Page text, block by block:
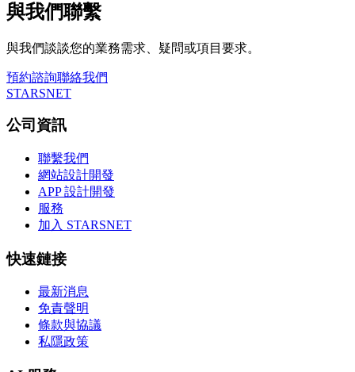
與我們聯繫
與我們談談您的業務需求、疑問或項目要求。
預約諮詢聯絡我們
STARSNET
公司資訊
聯繫我們
網站設計開發
APP 設計開發
服務
加入 STARSNET
快速鏈接
最新消息
免責聲明
條款與協議
私隱政策